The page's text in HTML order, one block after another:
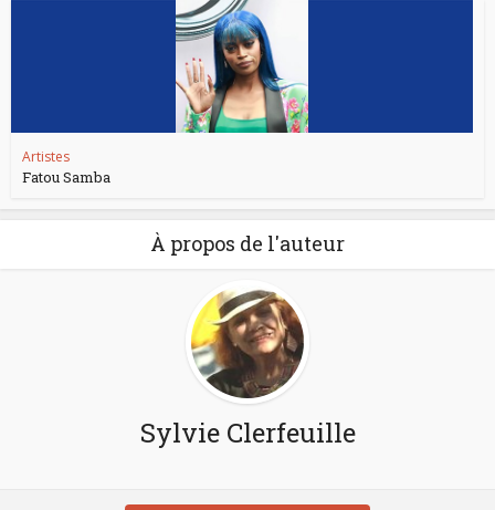
Artistes
Fatou Samba
À propos de l'auteur
Sylvie Clerfeuille